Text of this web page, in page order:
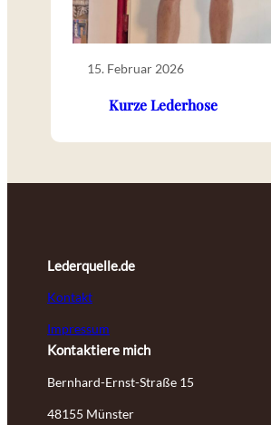
15. Februar 2026
Kurze Lederhose
Lederquelle.de
Kontakt
Impressum
Kontaktiere mich
Bernhard-Ernst-Straße 15
48155 Münster